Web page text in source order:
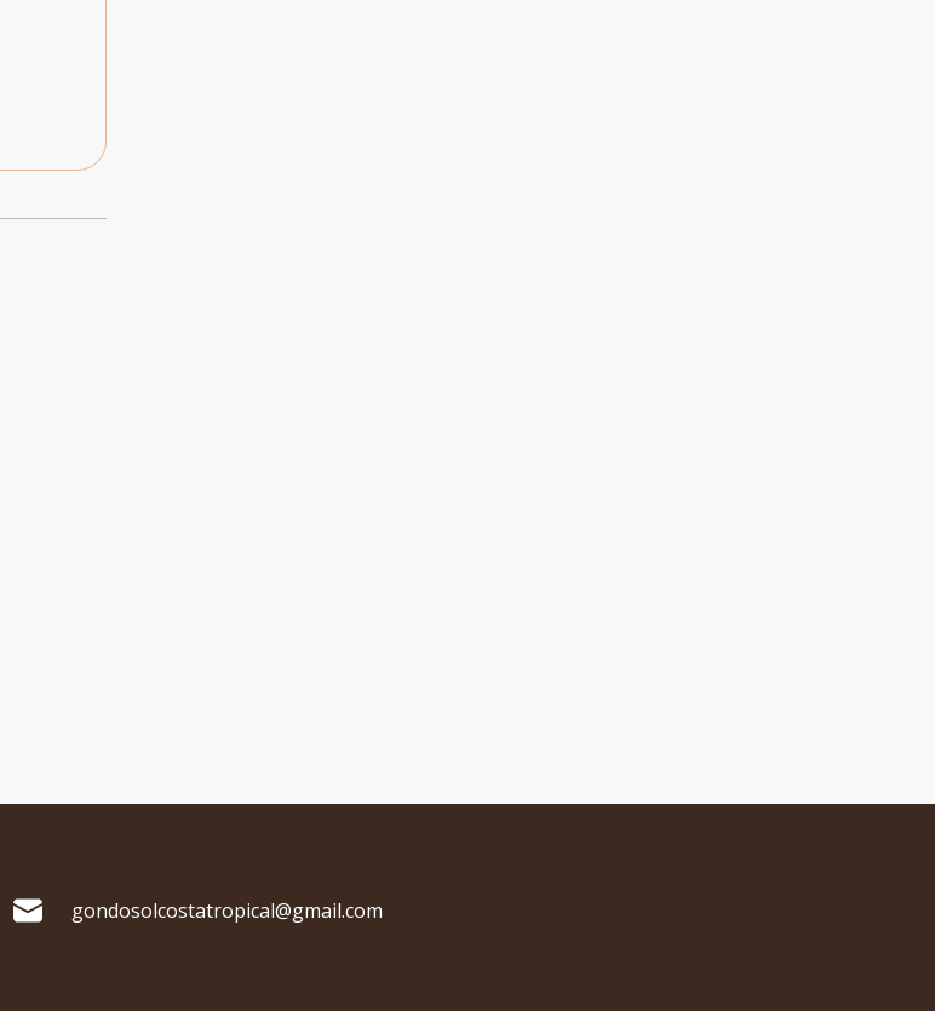
gondosolcostatropical@gmail.com